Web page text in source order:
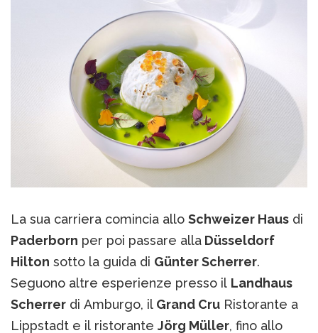
La sua carriera comincia allo Schweizer Haus di
Paderborn per poi passare alla Düsseldorf
Hilton sotto la guida di Günter Scherrer.
Seguono altre esperienze presso il Landhaus
Scherrer di Amburgo, il Grand Cru Ristorante a
Lippstadt e il ristorante Jörg Müller, fino allo